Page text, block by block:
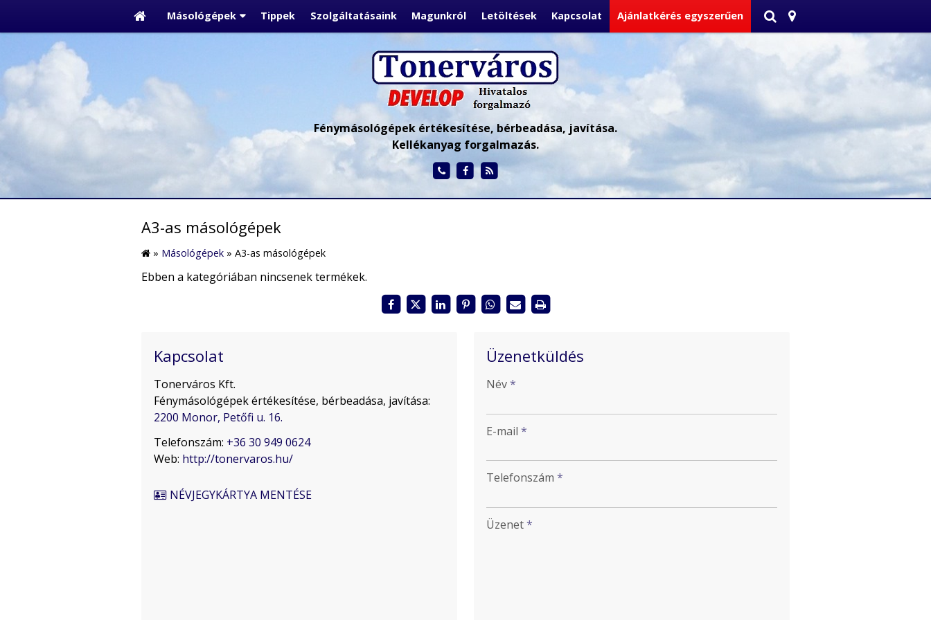
Másológépek Tippek Szolgáltatásaink Magunkról Letöltések Kapcsolat Ajánlatkérés egyszerűen
Fénymásológépek értékesítése, bérbeadása, javítása.
Kellékanyag forgalmazás.
A3-as másológépek
» Másológépek » A3-as másológépek
Ebben a kategóriában nincsenek termékek.
Kapcsolat
Tonerváros Kft.
Fénymásológépek értékesítése, bérbeadása, javítása:
2200 Monor, Petőfi u. 16.
Telefonszám: +36 30 949 0624
Web: http://tonervaros.hu/
NÉVJEGYKÁRTYA MENTÉSE
Üzenetküldés
-
Név*
E-mail *
Telefonszám *
Üzenet*